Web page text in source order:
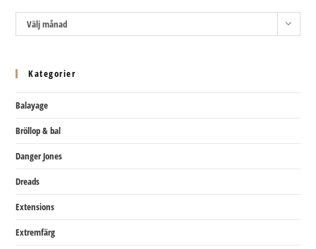
ArkivVälj månad
Kategorier
Balayage
Bröllop & bal
Danger Jones
Dreads
Extensions
Extremfärg